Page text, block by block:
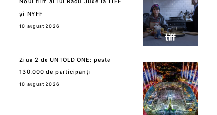
Noul film al lui Radu Jude la TIFF
și NYFF
10 august 2026
Ziua 2 de UNTOLD ONE: peste
130.000 de participanți
10 august 2026